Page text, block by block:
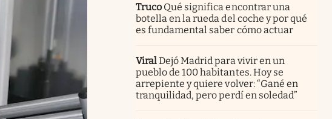
Truco Qué significa encontrar una
botella en la rueda del coche y por qué
es fundamental saber cómo actuar
ViralDejó Madrid para vivir en un
pueblo de 100 habitantes. Hoy se
arrepiente y quiere volver: “Gané en
tranquilidad, pero perdí en soledad”